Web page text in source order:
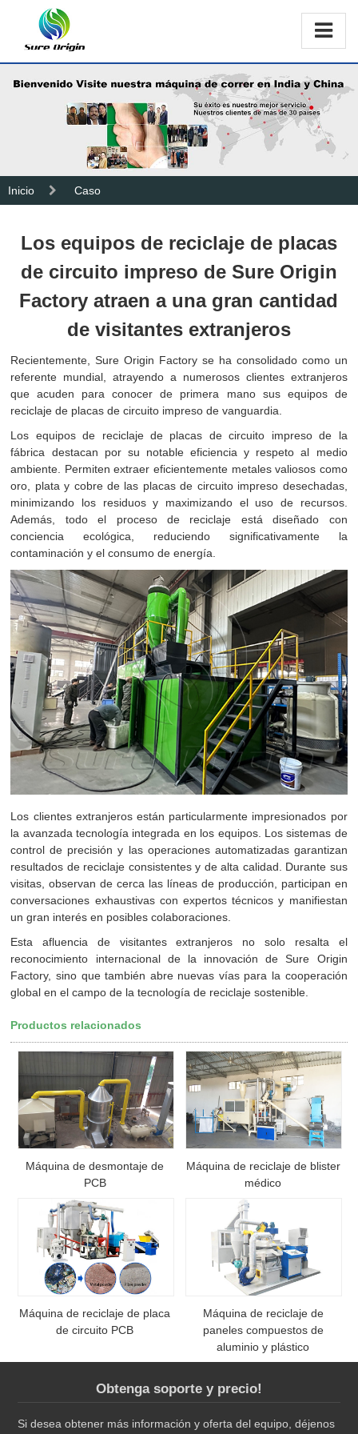
Inicio Caso
Los equipos de reciclaje de placas
de circuito impreso de Sure Origin
Factory atraen a una gran cantidad
de visitantes extranjeros
Recientemente, Sure Origin Factory se ha consolidado como un
referente mundial, atrayendo a numerosos clientes extranjeros
que acuden para conocer de primera mano sus equipos de
reciclaje de placas de circuito impreso de vanguardia.
Los equipos de reciclaje de placas de circuito impreso de la
fábrica destacan por su notable eficiencia y respeto al medio
ambiente. Permiten extraer eficientemente metales valiosos como
oro, plata y cobre de las placas de circuito impreso desechadas,
minimizando los residuos y maximizando el uso de recursos.
Además, todo el proceso de reciclaje está diseñado con
conciencia ecológica, reduciendo significativamente la
contaminación y el consumo de energía.
Los clientes extranjeros están particularmente impresionados por
la avanzada tecnología integrada en los equipos. Los sistemas de
control de precisión y las operaciones automatizadas garantizan
resultados de reciclaje consistentes y de alta calidad. Durante sus
visitas, observan de cerca las líneas de producción, participan en
conversaciones exhaustivas con expertos técnicos y manifiestan
un gran interés en posibles colaboraciones.
Esta afluencia de visitantes extranjeros no solo resalta el
reconocimiento internacional de la innovación de Sure Origin
Factory, sino que también abre nuevas vías para la cooperación
global en el campo de la tecnología de reciclaje sostenible.
Productos relacionados
Máquina de desmontaje de
PCB
Máquina de reciclaje de blister
médico
Máquina de reciclaje de placa
de circuito PCB
Máquina de reciclaje de
paneles compuestos de
aluminio y plástico
Obtenga soporte y precio!
Si desea obtener más información y oferta del equipo, déjenos